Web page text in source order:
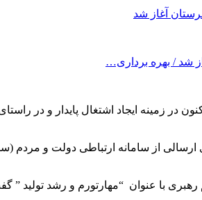
آغاز شد
شد / بهره برداری…
رهبری با عنوان “مهارتورم و رشد